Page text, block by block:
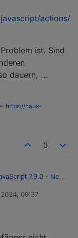
actions/
ist. Sind
dauern, ...
https://haus-
0
7.9.0 - Neue
09:37